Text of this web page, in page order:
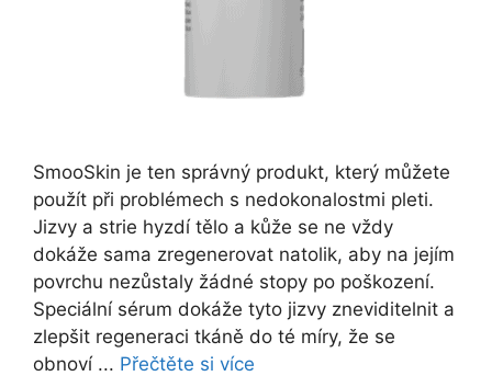
SmooSkin je ten správný produkt, který můžete
použít při problémech s nedokonalostmi pleti.
Jizvy a strie hyzdí tělo a kůže se ne vždy
dokáže sama zregenerovat natolik, aby na jejím
povrchu nezůstaly žádné stopy po poškození.
Speciální sérum dokáže tyto jizvy zneviditelnit a
zlepšit regeneraci tkáně do té míry, že se
obnoví ... Přečtěte si více